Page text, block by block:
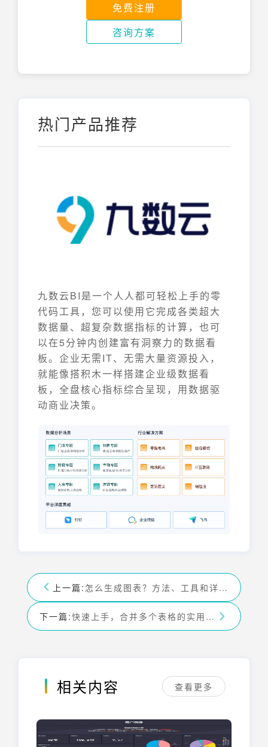
免费注册
咨询方案
热门产品推荐
九数云BI是一个人人都可轻松上手的零
代码工具，您可以使用它完成各类超大
数据量、超复杂数据指标的计算，也可
以在5分钟内创建富有洞察力的数据看
板。企业无需IT、无需大量资源投入，
就能像搭积木一样搭建企业级数据看
板，全盘核心指标综合呈现，用数据驱
动商业决策。
上一篇: 怎么生成图表？方法、工具和详细步骤全解析
下一篇: 快速上手，合并多个表格的实用技巧
相关内容 查看更多